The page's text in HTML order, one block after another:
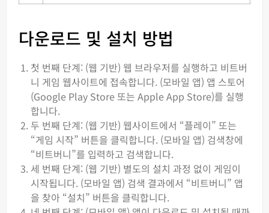
다운로드 및 설치 방법
첫 번째 단계: (웹 기반) 웹 브라우저를 실행하고 비트버
니 게임 웹사이트에 접속합니다. (모바일 앱) 앱 스토어
(Google Play Store 또는 Apple App Store)를 실행
합니다.
두 번째 단계: (웹 기반) 웹사이트에서 “플레이” 또는
“게임 시작” 버튼을 클릭합니다. (모바일 앱) 검색창에
“비트버니”를 입력하고 검색합니다.
세 번째 단계: (웹 기반) 별도의 설치 과정 없이 게임이
시작됩니다. (모바일 앱) 검색 결과에서 “비트버니” 앱
을 찾아 “설치” 버튼을 클릭합니다.